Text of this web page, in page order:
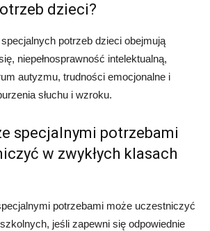
dzieci?
potrzeb dzieci obejmują
niepełnosprawność intelektualną,
autyzmu, trudności emocjonalne i
słuchu i wzroku.
specjalnymi potrzebami
w zwykłych klasach
potrzebami może uczestniczyć
jeśli zapewni się odpowiednie